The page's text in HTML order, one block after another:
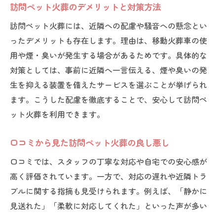
訪問ペット火葬のデメリットと対策方法
訪問ペット火葬には、近隣への配慮や騒音への懸念とい
ったデメリットも存在します。理由は、移動火葬車の使
用や煙・臭いが発生する場合があるためです。具体的な
対策としては、事前に近隣へ一言伝える、煙や臭いの発
生を抑える装置を備えたサービスを選ぶことが挙げられ
ます。こうした配慮を徹底することで、安心して訪問ペ
ット火葬を利用できます。
口コミから見た訪問ペット火葬の良し悪し
口コミでは、スタッフの丁寧な対応や自宅での安心感が
高く評価されています。一方で、対応の遅れや近隣トラ
ブルに関する指摘も見受けられます。例えば、「静かに
見送れた」「柔軟に対応してくれた」といった声が多い